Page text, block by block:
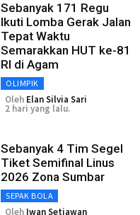
Sebanyak 171 Regu
Ikuti Lomba Gerak Jalan
Tepat Waktu
Semarakkan HUT ke-81
RI di Agam
OLIMPIK
Oleh Elan Silvia Sari
2 hari yang lalu.
Sebanyak 4 Tim Segel
Tiket Semifinal Linus
2026 Zona Sumbar
SEPAK BOLA
Oleh Iwan Setiawan